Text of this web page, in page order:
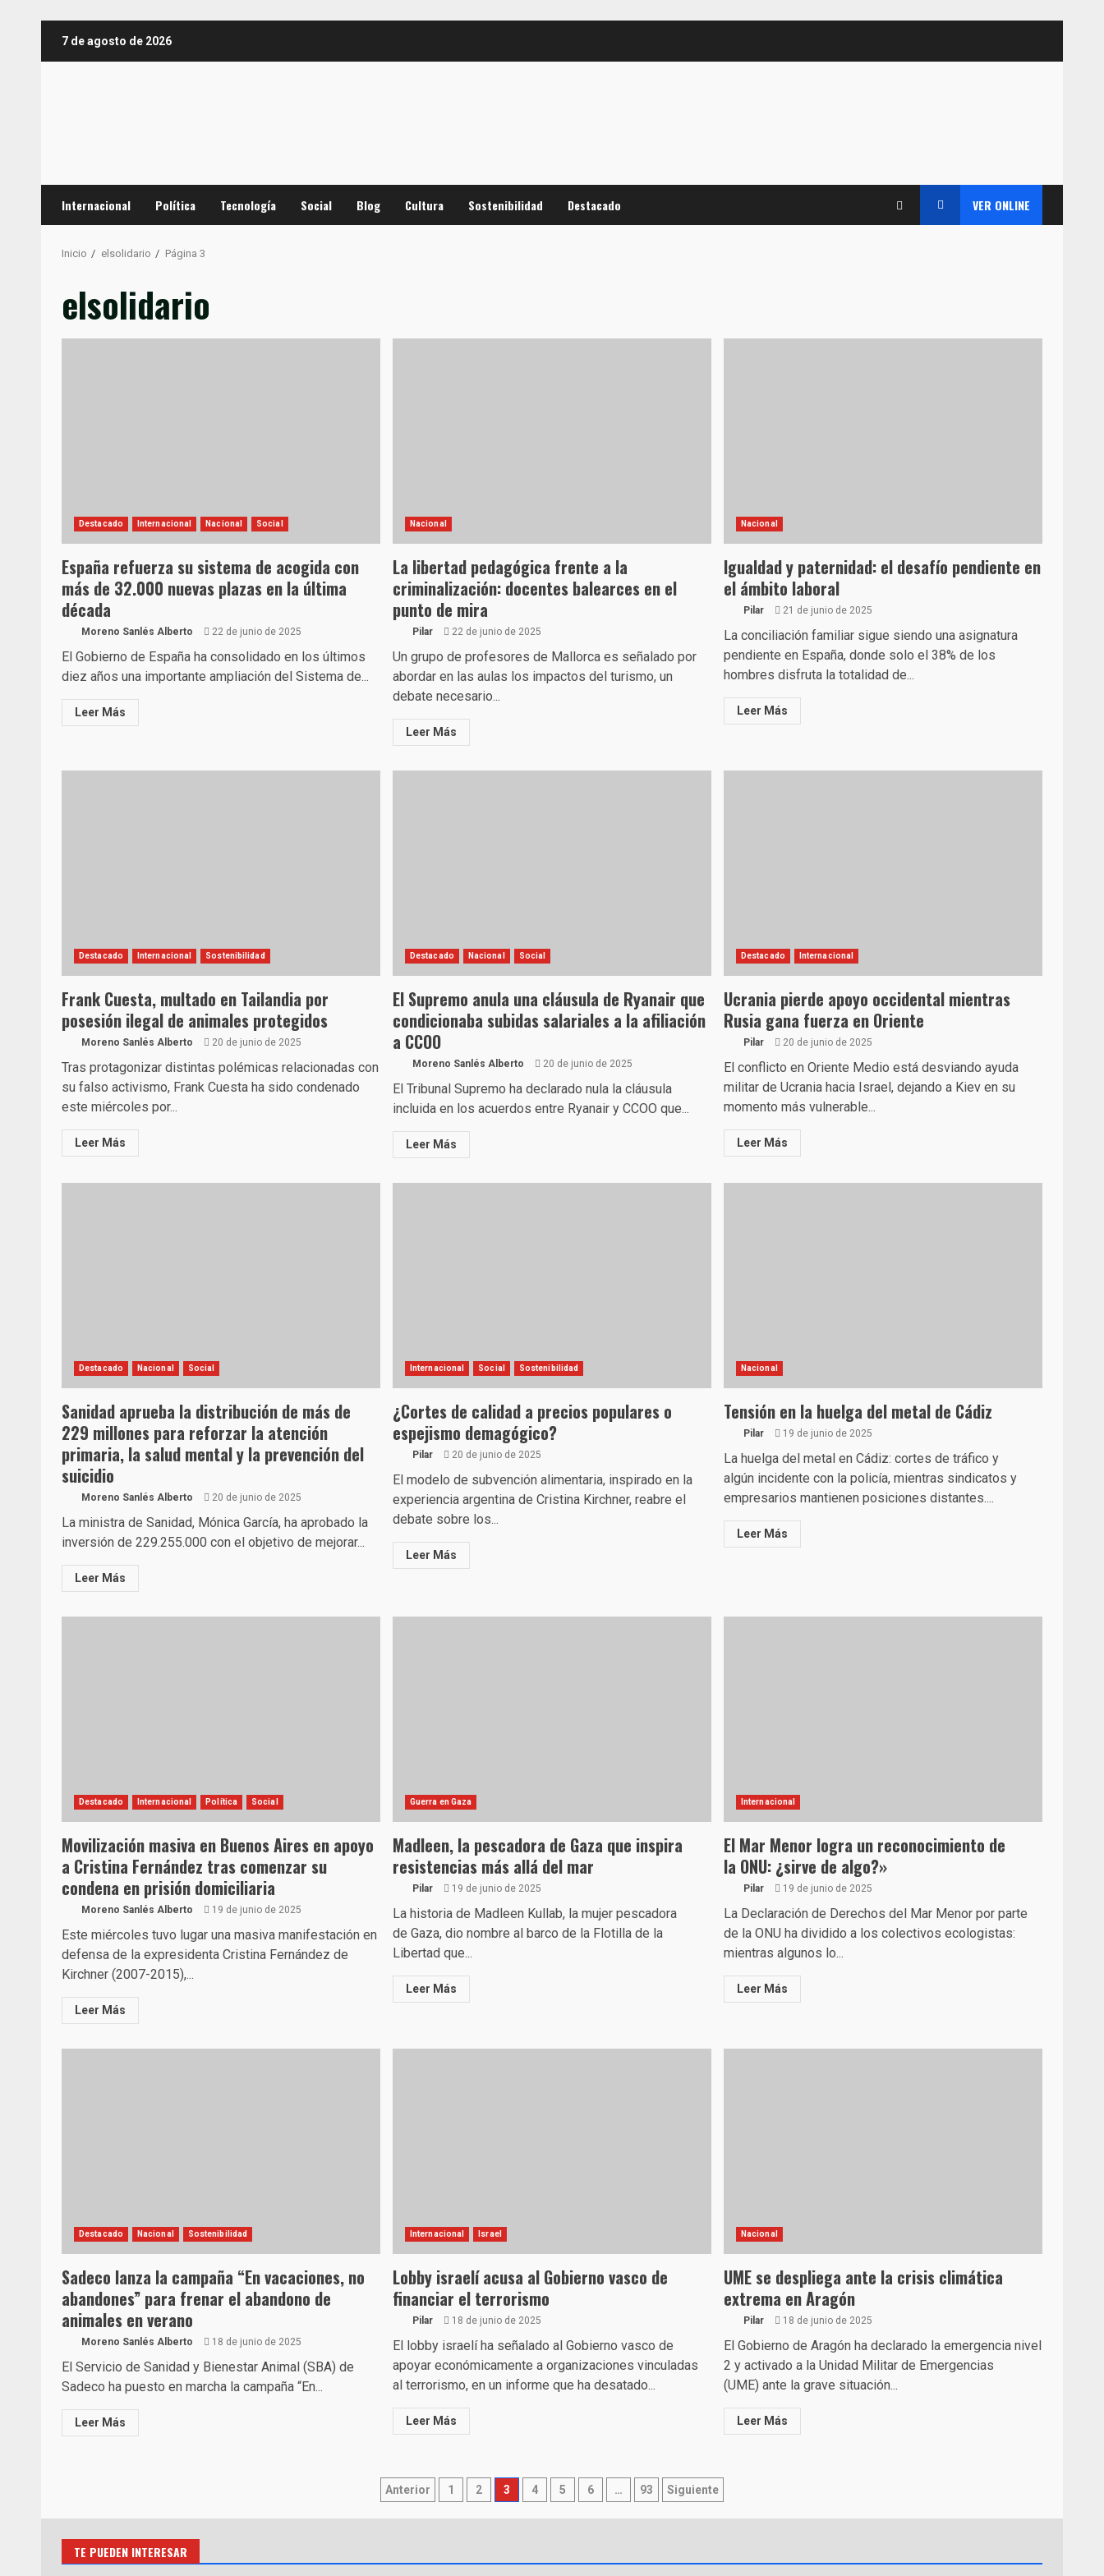
7 de agosto de 2026
Internacional Política Tecnología Social Blog Cultura Sostenibilidad Destacado VER ONLINE
Inicio elsolidario Página 3
elsolidario
Destacado Internacional Nacional Social
España refuerza su sistema de acogida con
más de 32.000 nuevas plazas en la última
década
Moreno Sanlés Alberto 22 de junio de 2025
El Gobierno de España ha consolidado en los últimos
diez años una importante ampliación del Sistema de...
Leer Más
Nacional
La libertad pedagógica frente a la
criminalización: docentes balearces en el
punto de mira
Pilar 22 de junio de 2025
Un grupo de profesores de Mallorca es señalado por
abordar en las aulas los impactos del turismo, un
debate necesario...
Leer Más
Nacional
Igualdad y paternidad: el desafío pendiente en
el ámbito laboral
Pilar 21 de junio de 2025
La conciliación familiar sigue siendo una asignatura
pendiente en España, donde solo el 38% de los
hombres disfruta la totalidad de...
Leer Más
Destacado Internacional Sostenibilidad
Frank Cuesta, multado en Tailandia por
posesión ilegal de animales protegidos
Moreno Sanlés Alberto 20 de junio de 2025
Tras protagonizar distintas polémicas relacionadas con
su falso activismo, Frank Cuesta ha sido condenado
este miércoles por...
Leer Más
Destacado Nacional Social
El Supremo anula una cláusula de Ryanair que
condicionaba subidas salariales a la afiliación
a CCOO
Moreno Sanlés Alberto 20 de junio de 2025
El Tribunal Supremo ha declarado nula la cláusula
incluida en los acuerdos entre Ryanair y CCOO que...
Leer Más
Destacado Internacional
Ucrania pierde apoyo occidental mientras
Rusia gana fuerza en Oriente
Pilar 20 de junio de 2025
El conflicto en Oriente Medio está desviando ayuda
militar de Ucrania hacia Israel, dejando a Kiev en su
momento más vulnerable...
Leer Más
Destacado Nacional Social
Sanidad aprueba la distribución de más de
229 millones para reforzar la atención
primaria, la salud mental y la prevención del
suicidio
Moreno Sanlés Alberto 20 de junio de 2025
La ministra de Sanidad, Mónica García, ha aprobado la
inversión de 229.255.000 con el objetivo de mejorar...
Leer Más
Internacional Social Sostenibilidad
¿Cortes de calidad a precios populares o
espejismo demagógico?
Pilar 20 de junio de 2025
El modelo de subvención alimentaria, inspirado en la
experiencia argentina de Cristina Kirchner, reabre el
debate sobre los...
Leer Más
Nacional
Tensión en la huelga del metal de Cádiz
Pilar 19 de junio de 2025
La huelga del metal en Cádiz: cortes de tráfico y
algún incidente con la policía, mientras sindicatos y
empresarios mantienen posiciones distantes....
Leer Más
Destacado Internacional Política Social
Movilización masiva en Buenos Aires en apoyo
a Cristina Fernández tras comenzar su
condena en prisión domiciliaria
Moreno Sanlés Alberto 19 de junio de 2025
Este miércoles tuvo lugar una masiva manifestación en
defensa de la expresidenta Cristina Fernández de
Kirchner (2007-2015),...
Leer Más
Guerra en Gaza
Madleen, la pescadora de Gaza que inspira
resistencias más allá del mar
Pilar 19 de junio de 2025
La historia de Madleen Kullab, la mujer pescadora
de Gaza, dio nombre al barco de la Flotilla de la
Libertad que...
Leer Más
Internacional
El Mar Menor logra un reconocimiento de
la ONU: ¿sirve de algo?»
Pilar 19 de junio de 2025
La Declaración de Derechos del Mar Menor por parte
de la ONU ha dividido a los colectivos ecologistas:
mientras algunos lo...
Leer Más
Destacado Nacional Sostenibilidad
Sadeco lanza la campaña “En vacaciones, no
abandones” para frenar el abandono de
animales en verano
Moreno Sanlés Alberto 18 de junio de 2025
El Servicio de Sanidad y Bienestar Animal (SBA) de
Sadeco ha puesto en marcha la campaña “En...
Leer Más
Internacional Israel
Lobby israelí acusa al Gobierno vasco de
financiar el terrorismo
Pilar 18 de junio de 2025
El lobby israelí ha señalado al Gobierno vasco de
apoyar económicamente a organizaciones vinculadas
al terrorismo, en un informe que ha desatado...
Leer Más
Nacional
UME se despliega ante la crisis climática
extrema en Aragón
Pilar 18 de junio de 2025
El Gobierno de Aragón ha declarado la emergencia nivel
2 y activado a la Unidad Militar de Emergencias
(UME) ante la grave situación...
Leer Más
Paginación
de
entradas
Anterior 1 2 3 4 5 6 … 93 Siguiente
TE PUEDEN INTERESAR